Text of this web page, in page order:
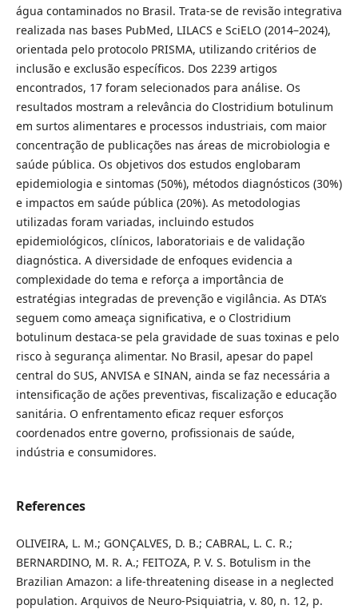
água contaminados no Brasil. Trata-se de revisão integrativa
realizada nas bases PubMed, LILACS e SciELO (2014–2024),
orientada pelo protocolo PRISMA, utilizando critérios de
inclusão e exclusão específicos. Dos 2239 artigos
encontrados, 17 foram selecionados para análise. Os
resultados mostram a relevância do Clostridium botulinum
em surtos alimentares e processos industriais, com maior
concentração de publicações nas áreas de microbiologia e
saúde pública. Os objetivos dos estudos englobaram
epidemiologia e sintomas (50%), métodos diagnósticos (30%)
e impactos em saúde pública (20%). As metodologias
utilizadas foram variadas, incluindo estudos
epidemiológicos, clínicos, laboratoriais e de validação
diagnóstica. A diversidade de enfoques evidencia a
complexidade do tema e reforça a importância de
estratégias integradas de prevenção e vigilância. As DTA’s
seguem como ameaça significativa, e o Clostridium
botulinum destaca-se pela gravidade de suas toxinas e pelo
risco à segurança alimentar. No Brasil, apesar do papel
central do SUS, ANVISA e SINAN, ainda se faz necessária a
intensificação de ações preventivas, fiscalização e educação
sanitária. O enfrentamento eficaz requer esforços
coordenados entre governo, profissionais de saúde,
indústria e consumidores.
References
OLIVEIRA, L. M.; GONÇALVES, D. B.; CABRAL, L. C. R.;
BERNARDINO, M. R. A.; FEITOZA, P. V. S. Botulism in the
Brazilian Amazon: a life-threatening disease in a neglected
population. Arquivos de Neuro-Psiquiatria, v. 80, n. 12, p.